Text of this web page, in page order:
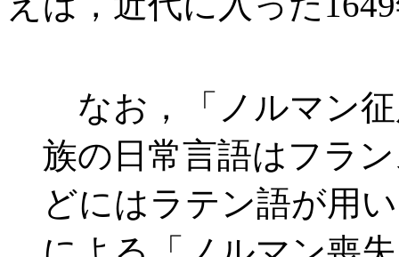
なお，「ノルマン
族の日常言語はフラ
どにはラテン語が用